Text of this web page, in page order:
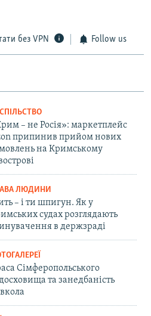
без VPN Follow us
– не Росія»: маркетплейс
припинив прийом нових
на Кримському
ЛЮДИНИ
– і ти шпигун. Як у
судах розглядають
в держзраді
Сімферопольського
та занедбаність